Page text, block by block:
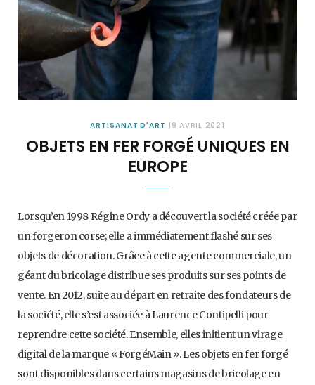
ARTISANAT D'ART 19 AVRIL 2021
OBJETS EN FER FORGÉ UNIQUES EN
EUROPE
Lorsqu’en 1998 Régine Ordy a découvert la société créée par
un forgeron corse; elle a immédiatement flashé sur ses
objets de décoration. Grâce à cette agente commerciale, un
géant du bricolage distribue ses produits sur ses points de
vente. En 2012, suite au départ en retraite des fondateurs de
la société, elle s’est associée à Laurence Contipelli pour
reprendre cette société. Ensemble, elles initient un virage
digital de la marque « ForgéMain ». Les objets en fer forgé
sont disponibles dans certains magasins de bricolage en